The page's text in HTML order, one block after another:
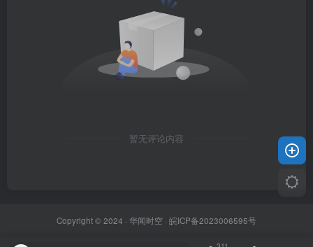
暂无评论内容
Copyright © 2024 · 华闻时空 · 皖ICP备2023006595号